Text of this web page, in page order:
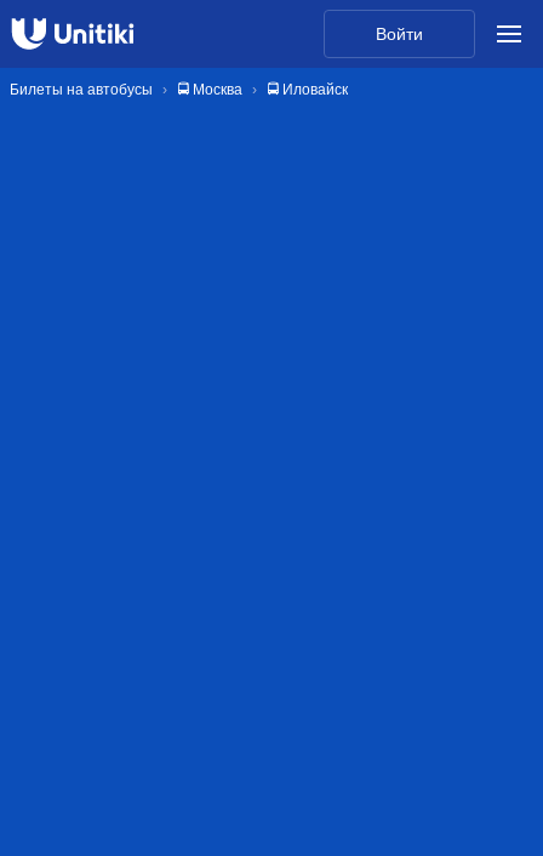
Войти
Билеты на автобусы 🚍 Москва 🚍 Иловайск